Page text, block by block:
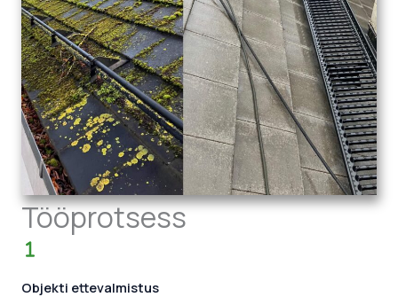
Tööprotsess
Objekti ettevalmistus